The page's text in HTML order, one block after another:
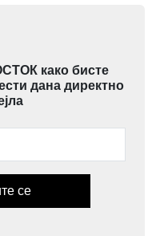
како бисте
дана директно
се